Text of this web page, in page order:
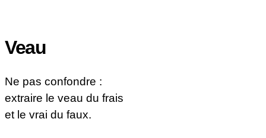
Veau
Ne pas confondre :
extraire le veau du frais
et le vrai du faux.